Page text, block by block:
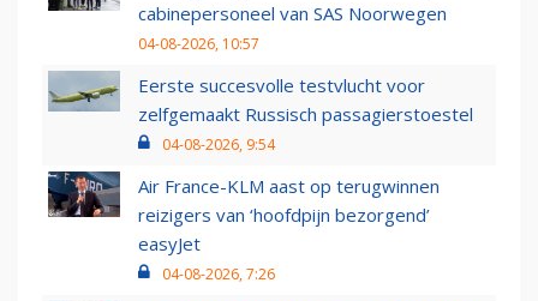
cabinepersoneel van SAS Noorwegen
04-08-2026, 10:57
Eerste succesvolle testvlucht voor
zelfgemaakt Russisch passagierstoestel
04-08-2026, 9:54
Air France-KLM aast op terugwinnen
reizigers van ‘hoofdpijn bezorgend’
easyJet
04-08-2026, 7:26